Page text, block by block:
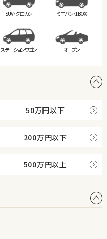
SUV・クロカン ミニバン・1BOX
ステーションワゴン オープン
50万円以下
200万円以下
500万円以上